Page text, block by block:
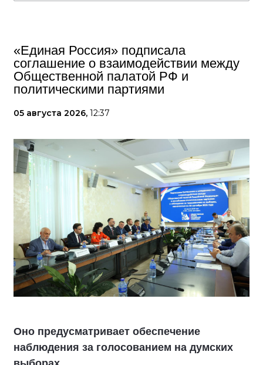
«Единая Россия» подписала
соглашение о взаимодействии между
Общественной палатой РФ и
политическими партиями
05 августа 2026, 12:37
Оно предусматривает обеспечение
наблюдения за голосованием на думских